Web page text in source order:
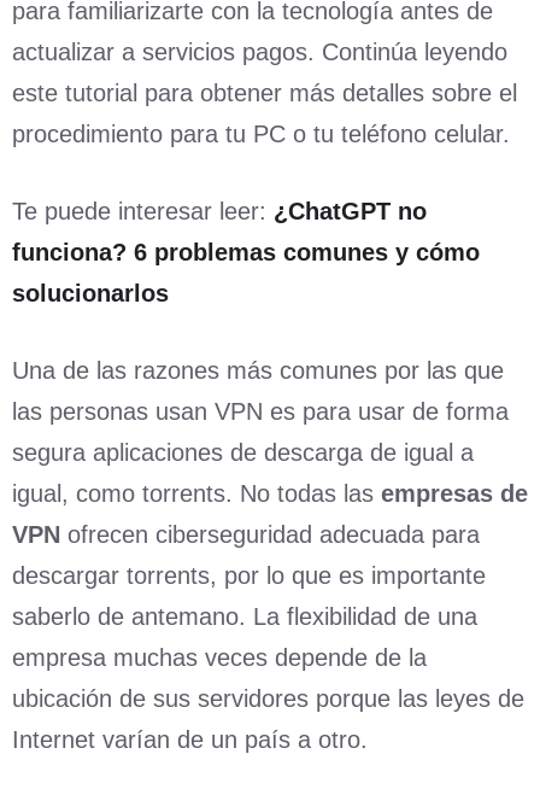
para familiarizarte con la tecnología antes de
actualizar a servicios pagos. Continúa leyendo
este tutorial para obtener más detalles sobre el
procedimiento para tu PC o tu teléfono celular.
Te puede interesar leer: ¿ChatGPT no
funciona? 6 problemas comunes y cómo
solucionarlos
Una de las razones más comunes por las que
las personas usan VPN es para usar de forma
segura aplicaciones de descarga de igual a
igual, como torrents. No todas las empresas de
VPN ofrecen ciberseguridad adecuada para
descargar torrents, por lo que es importante
saberlo de antemano. La flexibilidad de una
empresa muchas veces depende de la
ubicación de sus servidores porque las leyes de
Internet varían de un país a otro.